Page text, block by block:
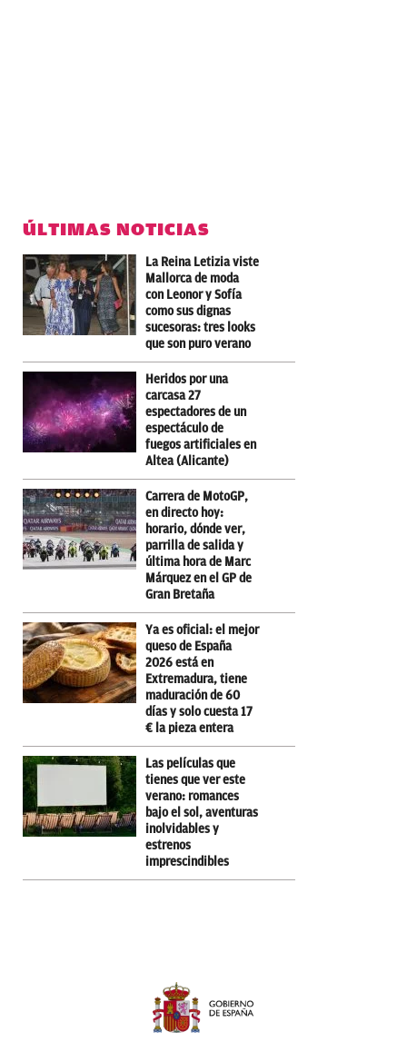
ÚLTIMAS NOTICIAS
La Reina Letizia viste
Mallorca de moda
con Leonor y Sofía
como sus dignas
sucesoras: tres looks
que son puro verano
Heridos por una
carcasa 27
espectadores de un
espectáculo de
fuegos artificiales en
Altea (Alicante)
Carrera de MotoGP,
en directo hoy:
horario, dónde ver,
parrilla de salida y
última hora de Marc
Márquez en el GP de
Gran Bretaña
Ya es oficial: el mejor
queso de España
2026 está en
Extremadura, tiene
maduración de 60
días y solo cuesta 17
€ la pieza entera
Las películas que
tienes que ver este
verano: romances
bajo el sol, aventuras
inolvidables y
estrenos
imprescindibles